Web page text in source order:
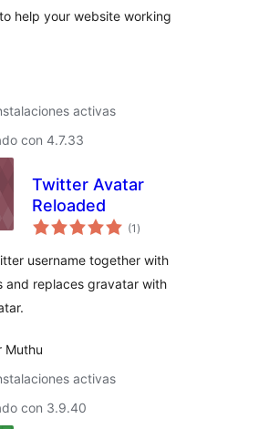
help your website working
activas
con 4.7.33
Twitter Avatar
Reloaded
(1 total
de
)
username together with
and replaces gravatar with
Muthu
activas
con 3.9.40